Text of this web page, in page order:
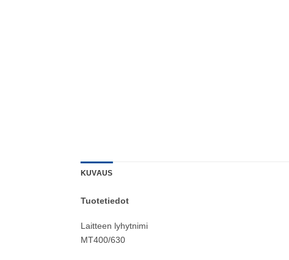
KUVAUS
Tuotetiedot
Laitteen lyhytnimi
MT400/630